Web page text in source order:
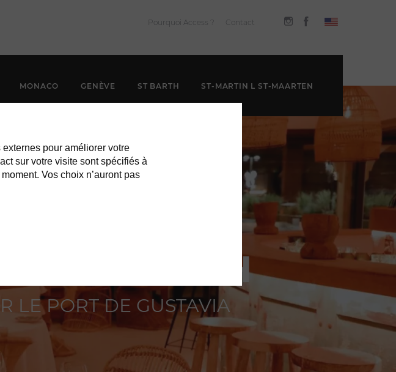
Pourquoi Access ? Contact
MONACO GENÈVE ST BARTH ST-MARTIN L ST-MAARTEN
ST BARTH
LE PORT DE GUSTAVIA
pour améliorer votre
sur votre visite sont spécifiés à
Vos choix n’auront pas